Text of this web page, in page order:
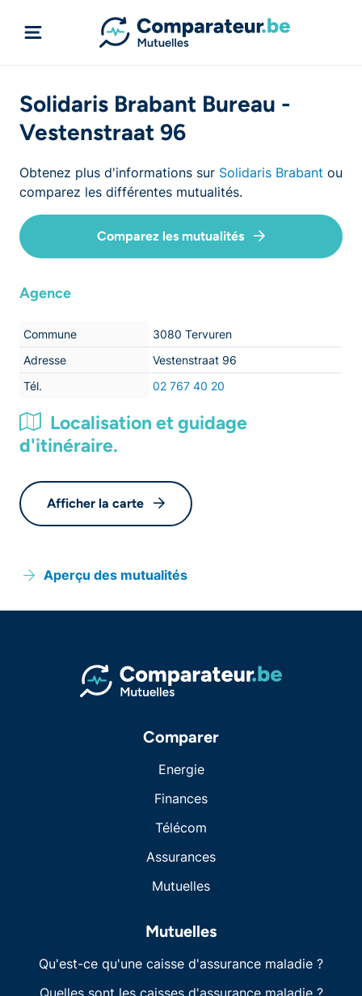
Solidaris Brabant Bureau -
Vestenstraat 96
Obtenez plus d'informations sur Solidaris Brabant ou
comparez les différentes mutualités.
Comparez les mutualités
Agence
Commune
3080 Tervuren
Adresse
Vestenstraat 96
Tél.
02 767 40 20
Localisation et guidage
d'itinéraire.
Afficher la carte
Aperçu des mutualités
Comparer
Energie
Finances
Télécom
Assurances
Mutuelles
Mutuelles
Qu'est-ce qu'une caisse d'assurance maladie ?
Quelles sont les caisses d'assurance maladie ?